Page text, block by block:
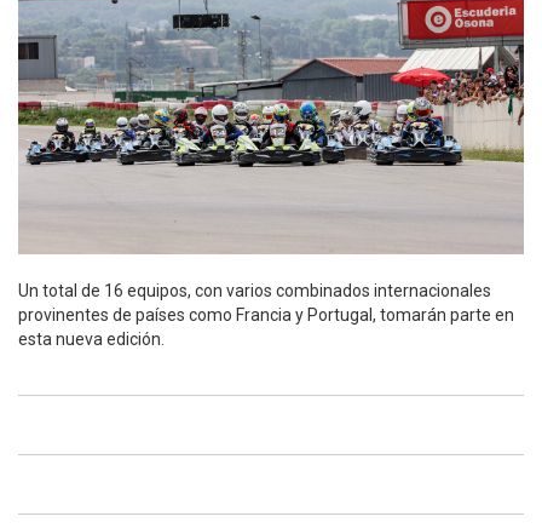
Un total de 16 equipos, con varios combinados internacionales
provinentes de países como Francia y Portugal, tomarán parte en
esta nueva edición.